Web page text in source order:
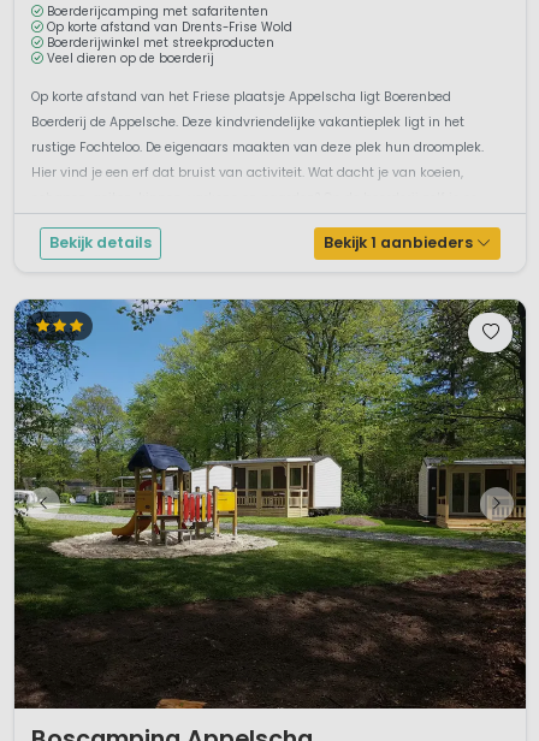
Boerderijcamping met safaritenten
Op korte afstand van Drents-Frise Wold
Boerderijwinkel met streekproducten
Veel dieren op de boerderij
Op korte afstand van het Friese plaatsje Appelscha ligt Boerenbed
Boerderij de Appelsche. Deze kindvriendelijke vakantieplek ligt in het
rustige Fochteloo. De eigenaars maakten van deze plek hun droomplek.
Hier vind je een erf dat bruist van activiteit. Wat dacht je van koeien,
Bekijk details Bekijk 1 aanbieders